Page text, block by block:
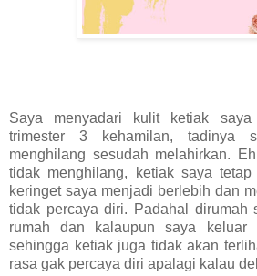
Saya menyadari kulit ketiak
trimester 3 kehamilan, tadinya
menghilang sesudah melahirkan.
tidak menghilang, ketiak saya tetap
keringet saya menjadi berlebih dan
tidak percaya diri. Padahal dirumah
rumah dan kalaupun saya keluar
sehingga ketiak juga tidak akan
rasa gak percaya diri apalagi kalau